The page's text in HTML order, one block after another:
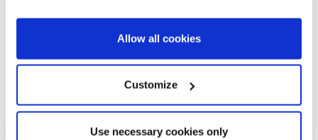
Allow all cookies
Customize
Use necessary cookies only
Explorer d'autres propriétés
similaires